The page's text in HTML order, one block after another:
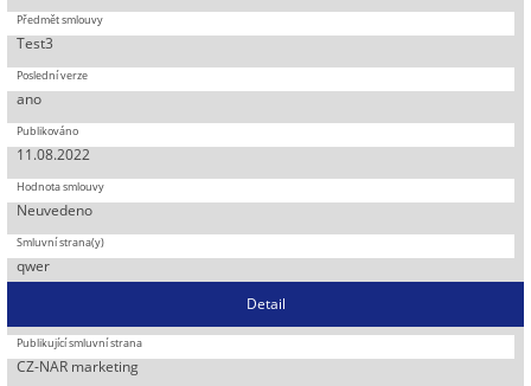
Test3
ano
11.08.2022
Neuvedeno
qwer
Detail
CZ-NAR marketing